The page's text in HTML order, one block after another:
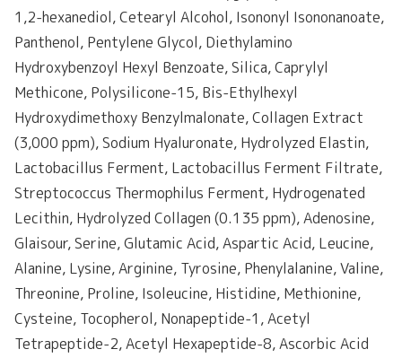
1,2-hexanediol, Cetearyl Alcohol, Isononyl Isononanoate,
Panthenol, Pentylene Glycol, Diethylamino
Hydroxybenzoyl Hexyl Benzoate, Silica, Caprylyl
Methicone, Polysilicone-15, Bis-Ethylhexyl
Hydroxydimethoxy Benzylmalonate, Collagen Extract
(3,000 ppm), Sodium Hyaluronate, Hydrolyzed Elastin,
Lactobacillus Ferment, Lactobacillus Ferment Filtrate,
Streptococcus Thermophilus Ferment, Hydrogenated
Lecithin, Hydrolyzed Collagen (0.135 ppm), Adenosine,
Glaisour, Serine, Glutamic Acid, Aspartic Acid, Leucine,
Alanine, Lysine, Arginine, Tyrosine, Phenylalanine, Valine,
Threonine, Proline, Isoleucine, Histidine, Methionine,
Cysteine, Tocopherol, Nonapeptide-1, Acetyl
Tetrapeptide-2, Acetyl Hexapeptide-8, Ascorbic Acid